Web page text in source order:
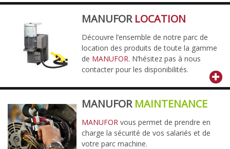
MANUFOR LOCATION
Découvre l’ensemble de notre parc de
location des produits de toute la gamme
de MANUFOR. N’hésitez pas à nous
contacter pour les disponibilités.
MANUFOR MAINTENANCE
MANUFOR vous permet de prendre en
charge la sécurité de vos salariés et de
votre parc machine.